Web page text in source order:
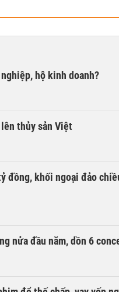
hộ kinh doanh?
thủy sản Việt
đồng, khối ngoại đảo
nửa đầu năm, dồn 6